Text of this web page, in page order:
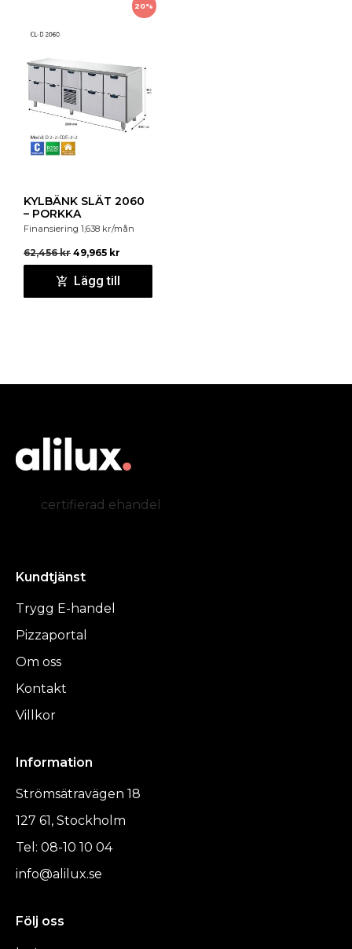
20%
KYLBÄNK SLÄT 2060
– PORKKA
Finansiering 1,638 kr/mån
62,456kr 49,965 kr
Lägg till
certifierad ehandel
Kundtjänst
Trygg E-handel
Pizzaportal
Om oss
Kontakt
Villkor
Information
Strömsätravägen 18
127 61, Stockholm
Tel: 08-10 10 04
info@alilux.se
Följ oss